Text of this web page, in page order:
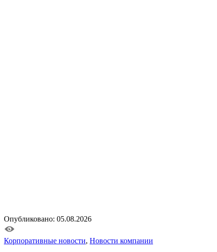
Опубликовано: 05.08.2026
Корпоративные новости, Новости компании